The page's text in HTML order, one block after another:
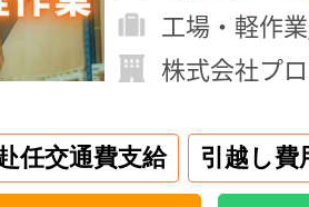
工場・軽作
株式会社プ
任交通費支給 引越し費